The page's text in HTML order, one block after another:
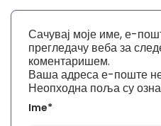
Ваша адреса е-поште
Неопходна поља су
Ime*
Сачувај моје име, е-
прегледачу веба за
коментаришем.